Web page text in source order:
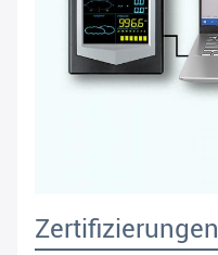
Zertifizierungen